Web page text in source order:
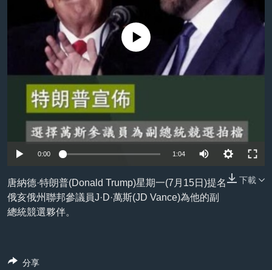
每日視頻新聞
VOA 60秒 (國際)
美國專訊
音頻
時事經緯
新聞音頻
美國透視
建國史話
國語
其他語言網站
No media source currently available
0:00 1:04
下載
唐納德·特朗普(Donald Trump)星期一(7月15日)提名
俄亥俄州聯邦參議員J·D·萬斯(JD Vance)為他的副
總統競選夥伴。
分享